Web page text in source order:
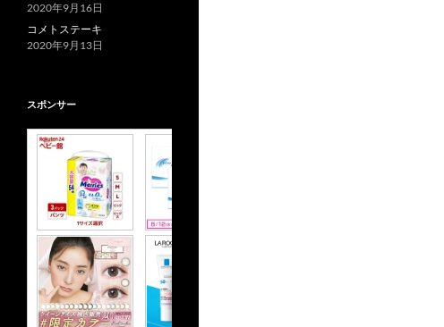
2020年9月16日
コメトステーキ
2020年9月13日
スポンサー